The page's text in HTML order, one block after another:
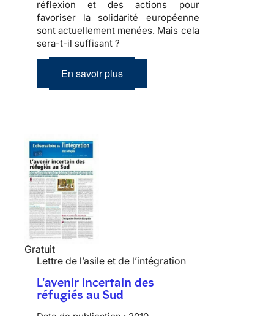
réflexion et des actions pour
favoriser la solidarité européenne
sont actuellement menées. Mais cela
sera-t-il suffisant ?
En savoir plus
Gratuit
Lettre de l’asile et de l’intégration
L'avenir incertain des
réfugiés au Sud